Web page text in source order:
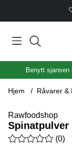
Benytt sjansen
Hjem Råvarer &
Rawfoodshop
Spinatpulver
Gjennomsnittlig
(0)